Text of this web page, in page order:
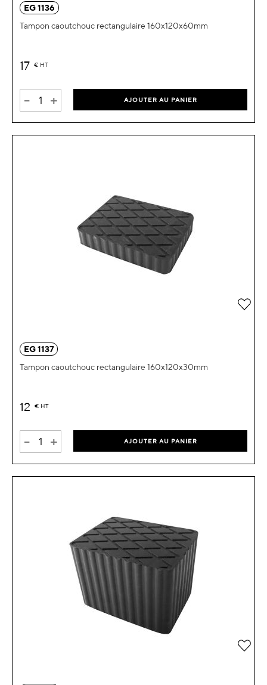
EG 1136
Tampon caoutchouc rectangulaire 160x120x60mm
17 € HT
- + AJOUTER AU PANIER
EG 1137
Tampon caoutchouc rectangulaire 160x120x30mm
12 € HT
- + AJOUTER AU PANIER